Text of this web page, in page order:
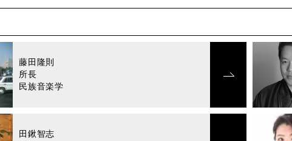
藤田隆則
所長
民族音楽学
田鍬智志